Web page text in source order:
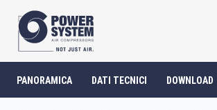
PANORAMICA DATI TECNICI DOWNLOAD